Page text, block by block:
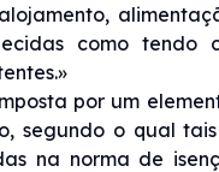
como tendo
por um
segundo o qual
na norma de